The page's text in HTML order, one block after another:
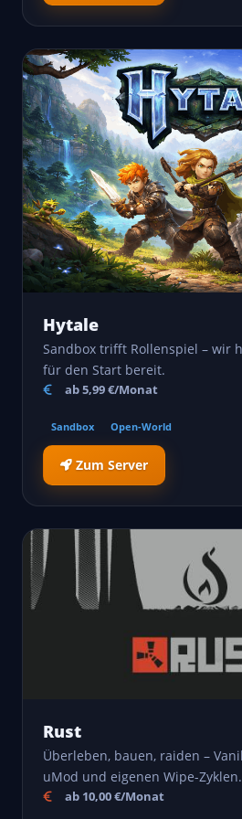
Hytale
Sandbox trifft Rollenspiel – wir
für den Start bereit.
ab 5,99 €/Monat
Sandbox Open-World
Zum Server
Rust
Überleben, bauen, raiden –
uMod und eigenen Wipe-Zyklen.
ab 10,00 €/Monat